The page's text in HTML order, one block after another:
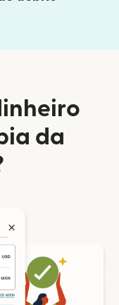
da